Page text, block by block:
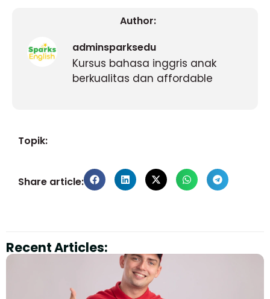
Author:
adminsparksedu
Kursus bahasa inggris anak
berkualitas dan affordable
Topik:
Share article:
Recent Articles: